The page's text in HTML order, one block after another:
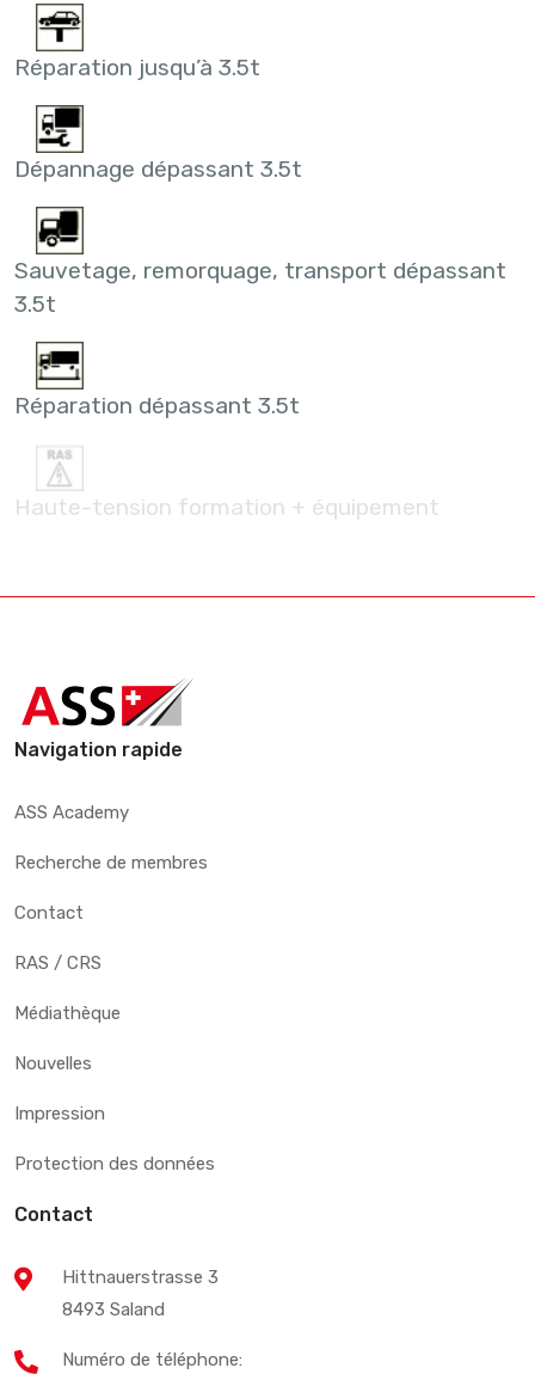
Réparation jusqu’à 3.5t
Dépannage dépassant 3.5t
Sauvetage, remorquage, transport dépassant
3.5t
Réparation dépassant 3.5t
Haute-tension formation + équipement
Navigation rapide
ASS Academy
Recherche de membres
Contact
RAS / CRS
Médiathèque
Nouvelles
Impression
Protection des données
Contact
Hittnauerstrasse 3
8493 Saland
Numéro de téléphone: